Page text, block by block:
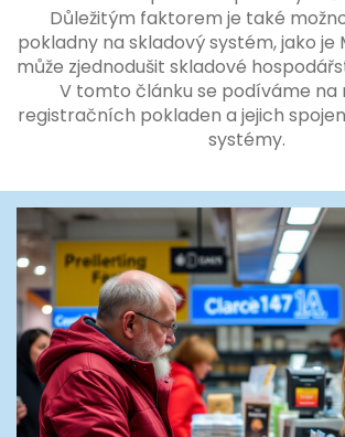
Důležitým faktorem je také
pokladny na skladový systém, jako je
může zjednodušit skladové
V tomto článku se podíváme na
registračních pokladen a jejich
systémy.